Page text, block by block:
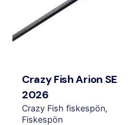
Crazy Fish Arion SE
2026
Crazy Fish fiskespön
Fiskespön